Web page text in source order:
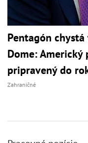
Pentagón
Dome:
pripravený do
Zahraničné